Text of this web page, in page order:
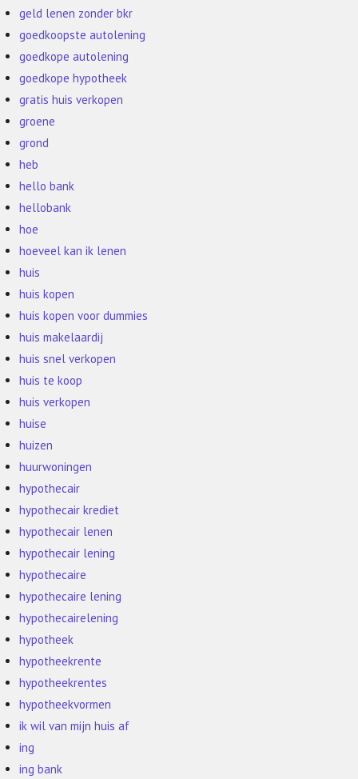
geld lenen zonder bkr
goedkoopste autolening
goedkope autolening
goedkope hypotheek
gratis huis verkopen
groene
grond
heb
hello bank
hellobank
hoe
hoeveel kan ik lenen
huis
huis kopen
huis kopen voor dummies
huis makelaardij
huis snel verkopen
huis te koop
huis verkopen
huise
huizen
huurwoningen
hypothecair
hypothecair krediet
hypothecair lenen
hypothecair lening
hypothecaire
hypothecaire lening
hypothecairelening
hypotheek
hypotheekrente
hypotheekrentes
hypotheekvormen
ik wil van mijn huis af
ing
ing bank